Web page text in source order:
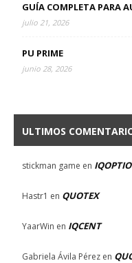
GUÍA COMPLETA PARA
julio 21, 2026
PU PRIME
junio 28, 2026
ULTIMOS
stickman game en
Hastr1 en QUOTEX
YaarWin en IQCENT
Gabriela Ávila Pérez en